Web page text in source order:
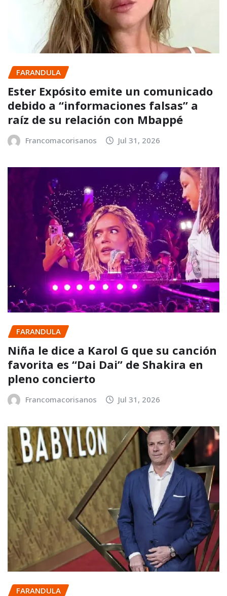
FARANDULA
Ester Expósito emite un comunicado
debido a “informaciones falsas” a
raíz de su relación con Mbappé
Francomacorisanos Jul 31, 2026
FARANDULA
Niña le dice a Karol G que su canción
favorita es “Dai Dai” de Shakira en
pleno concierto
Francomacorisanos Jul 31, 2026
FARANDULA